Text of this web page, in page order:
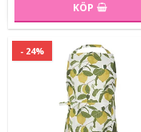
KÖP
- 24%